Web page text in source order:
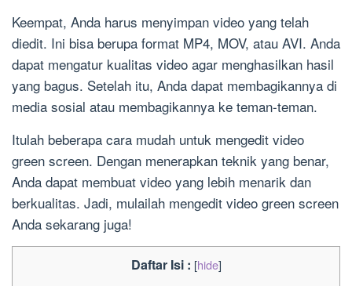
Keempat, Anda harus menyimpan video yang telah
diedit. Ini bisa berupa format MP4, MOV, atau AVI. Anda
dapat mengatur kualitas video agar menghasilkan hasil
yang bagus. Setelah itu, Anda dapat membagikannya di
media sosial atau membagikannya ke teman-teman.
Itulah beberapa cara mudah untuk mengedit video
green screen. Dengan menerapkan teknik yang benar,
Anda dapat membuat video yang lebih menarik dan
berkualitas. Jadi, mulailah mengedit video green screen
Anda sekarang juga!
Daftar Isi : [hide]